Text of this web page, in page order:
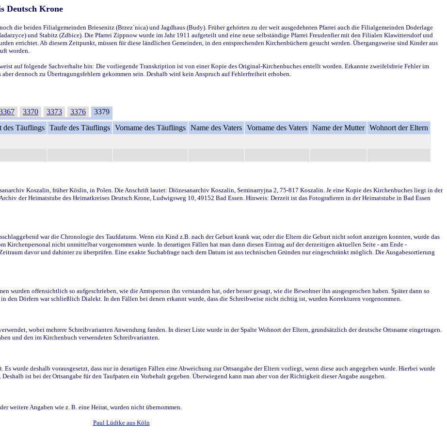
Deutsch Krone
die beiden Filialgemeinden Briesenitz (Brzez`nica) und Jagdhaus (Budy). Früher gehörten zu der weit ausgedehnten Pfarrei auch die Filialgemeinden Doderlage
und Stabitz (Zdbice). Die Pfarrei Zippnow wurde im Jahr 1911 aufgeteilt und eine neue selbständige Pfarrei Freudenfier mit den Filialen Klawittersdorf und
errichtet. Ab diesem Zeitpunkt, müssen für diese ländlichen Gemeinden, in den entsprechenden Kirchenbüchern gesucht werden. Übergangsweise sind Kinder aus
worden.
auf folgende Sachverhalte hin: Die vorliegende Transkription ist von einer Kopie des Original-Kirchenbuches erstellt worden. Erkannte zweifelsfreie Fehler im
dennoch zu Übertragungsfehlern gekommen sein. Deshalb wird kein Anspruch auf Fehlerfreiheit erhoben.
3370 3373 3376
3379
des Täuflings Taufe des Täuflings Vorname des Täuflings Name des Vaters Vorname des Vaters Name der Mutter Wohnort der Eltern
Koszalin, früher Köslin, in Polen. Die Anschrift lautet: Diözesanarchiv Koszalin, Seminarryjna 2, 75-817 Koszalin. Je eine Kopie des Kirchenbuches liegt in der
der Heimatstube des Heimatkreises Deutsch Krone, Ludwigsweg 10, 49152 Bad Essen. Hinweis: Derzeit ist das Fotografieren in der Heimatstube in Bad Essen
war die Chronologie des Taufdatums. Wenn ein Kind z.B. nach der Geburt krank war, oder die Eltern die Geburt nicht sofort anzeigen konnten, wurde das
Kirchenpersonal nicht unmittelbar vorgenommen wurde. In derartigen Fällen hat man dann diesen Eintrag auf der derzeitigen aktuellen Seite - am Ende -
davor und dahinter zu überprüfen. Eine exakte Suchabfrage nach dem Datum ist aus technischen Gründen nur eingeschränkt möglich. Die Ausgabesortierung
wurden offensichtlich so aufgeschrieben, wie die Amtsperson ihn verstanden hat, oder besser gesagt, wie die Bewohner ihn ausgesprochen haben. Später dann so
den Dörfern war schließlich Dialekt. In den Fällen bei denen erkannt wurde, dass die Schreibweise nicht richtig ist, wurden Korrekturen vorgenommen.
wobei mehrere Schreibvarianten Anwendung fanden. In dieser Liste wurde in der Spalte Wohnort der Eltern, grundsätzlich der deutsche Ortsname eingetragen.
und den im Kirchenbuch verwendeten Schreibvarianten.
wurde deshalb vorausgesetzt, dass nur in derartigen Fällen eine Abweichung zur Ortsangabe der Eltern vorliegt, wenn diese auch angegeben wurde. Hierbei wurde
ist bei der Ortsangabe für den Taufpaten ein Vorbehalt gegeben. Überwiegend kann man aber von der Richtigkeit dieser Angabe ausgehen.
weitere Angaben wie z. B. eine Heirat, wurden nicht übernommen.
Paul Lüdtke aus Köln